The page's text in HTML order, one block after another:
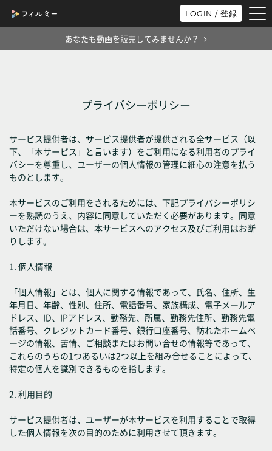
LOGIN / 登録
あなたも動画を販売してみませんか？
プライバシーポリシー
サービス提供者は、サービス提供者が提供される全サービス（以
下、「本サービス」と言います）をご利用になる利用者のプライ
バシーを尊重し、ユーザーの個人情報の管理に細心の注意を払う
ものとします。
本サービスのご利用をされるためには、下記プライバシーポリシ
ーを熟読のうえ、内容に同意していただく必要があります。同意
いただけない場合は、本サービスへのアクセス及びご利用はお断
りします。
1. 個人情報
「個人情報」とは、個人に関する情報であって、氏名、住所、生
年月日、年齢、性別、住所、電話番号、家族構成、電子メールア
ドレス、ID、IPアドレス、勤務先、所属、勤務先住所、勤務先電
話番号、クレジットカード番号、銀行口座番号、訪れたホームペ
ージの情報、苦情、ご相談またはお問い合せの情報等であって、
これらのうちの1つあるいは2つ以上を組み合せることによって、
特定の個人を識別できるものを指します。
2. 利用目的
サービス提供者は、ユーザーが本サービスを利用することで取得
した個人情報を次の目的のために利用させて頂きます。